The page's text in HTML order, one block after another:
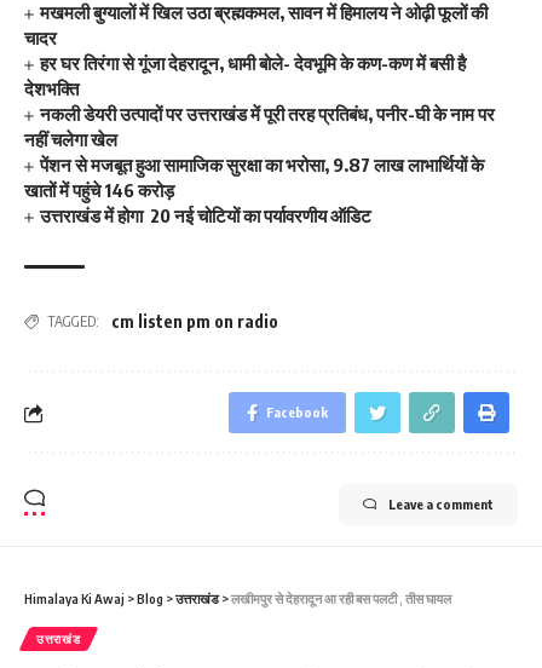
मखमली बुग्यालों में खिल उठा ब्रह्मकमल, सावन में हिमालय ने ओढ़ी फूलों की
चादर
हर घर तिरंगा से गूंजा देहरादून, धामी बोले- देवभूमि के कण-कण में बसी है
देशभक्ति
नकली डेयरी उत्पादों पर उत्तराखंड में पूरी तरह प्रतिबंध, पनीर-घी के नाम पर
नहीं चलेगा खेल
पेंशन से मजबूत हुआ सामाजिक सुरक्षा का भरोसा, 9.87 लाख लाभार्थियों के
खातों में पहुंचे 146 करोड़
उत्तराखंड में होगा 20 नई चोटियों का पर्यावरणीय ऑडिट
TAGGED: cm listen pm on radio
Facebook
Leave a comment
Himalaya Ki Awaj >Blog >उत्तराखंड>लखीमपुर से देहरादून आ रही बस पलटी , तीस घायल
उत्तराखंड